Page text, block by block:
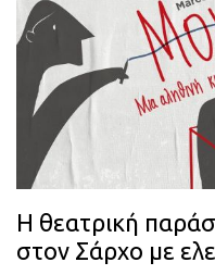
Η θεατρική
στον Σάρχο με